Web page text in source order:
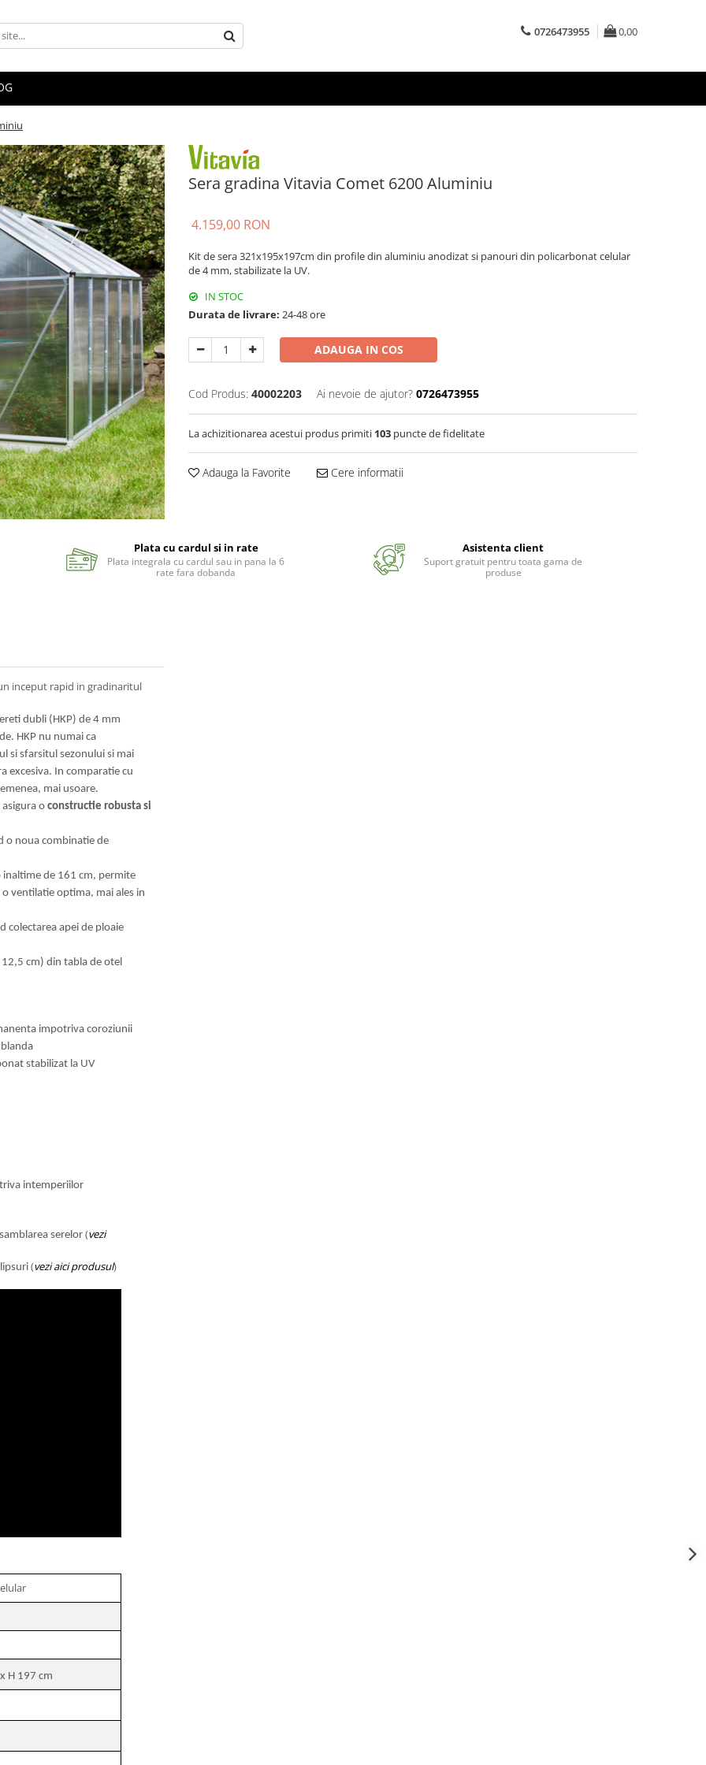
0726473955 0,00
Sera gradina Vitavia Comet 6200 Aluminiu
4.159,00 RON
Kit de sera 321x195x197cm din profile din aluminiu anodizat si panouri din policarbonat celular
de 4 mm, stabilizate la UV.
IN STOC
Durata de livrare: 24-48 ore
ADAUGA IN COS
Cod Produs: 40002203 Ai nevoie de ajutor? 0726473955
La achizitionarea acestui produs primiti 103 puncte de fidelitate
Adauga la Favorite Cere informatii
Plata cu cardul si in rate
Plata integrala cu cardul sau in pana la 6
rate fara dobanda
Asistenta client
Suport gratuit pentru toata gama de
produse
inceput rapid in gradinaritul
dubli (HKP) de 4 mm
HKP nu numai ca
si sfarsitul sezonului si mai
excesiva. In comparatie cu
mai usoare.
o constructie robusta si
o noua combinatie de
inaltime de 161 cm, permite
o ventilatie optima, mai ales in
colectarea apei de ploaie
cm) din tabla de otel
impotriva coroziunii
stabilizat la UV
intemperiilor
serelor (vezi
(vezi aici produsul)
H 197 cm